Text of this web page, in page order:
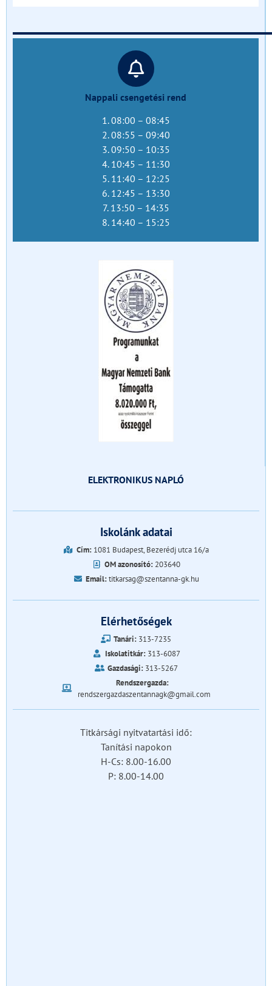
Nappali csengetési rend
1. 08:00 – 08:45
2. 08:55 – 09:40
3. 09:50 – 10:35
4. 10:45 – 11:30
5. 11:40 – 12:25
6. 12:45 – 13:30
7. 13:50 – 14:35
8. 14:40 – 15:25
ELEKTRONIKUS NAPLÓ
Iskolánk adatai
Cím:1081 Budapest, Bezerédj utca 16/a
OM azonosító: 203640
Email:titkarsag@szentanna-gk.hu
Elérhetőségek
Tanári: 313-7235
Iskolatitkár:313-6087
Gazdasági:313-5267
Rendszergazda:
rendszergazdaszentannagk@gmail.com
Titkársági nyitvatartási idő:
Tanítási napokon
H-Cs: 8.00-16.00
P: 8.00-14.00